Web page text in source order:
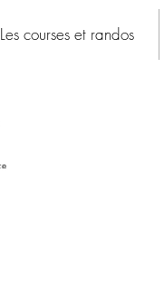
Les courses et randos